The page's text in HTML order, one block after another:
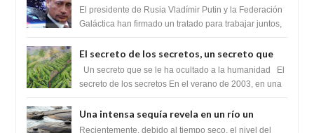
Federación Galactica han firmado un
tratado para acabar con los Sionistas?
El presidente de Rusia Vladímir Putin y la Federación
Galáctica han firmado un tratado para trabajar juntos,
El secreto de los secretos, un secreto que
cambiaría por completo el destino de la
humanidad
Un secreto que se le ha ocultado a la humanidad El
secreto de los secretos En el verano de 2003, en una
Una intensa sequía revela en un río un
impresionante hallazgo de miles de Shiva
Recientemente, debido al tiempo seco, el nivel del